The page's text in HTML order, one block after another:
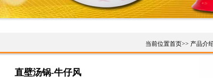
当前位置首页>> 产品介
直壁汤锅-牛仔风